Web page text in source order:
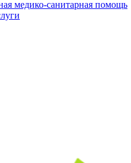
медико-санитарная помощь